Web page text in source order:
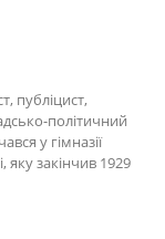
публіцист,
політичний
у гімназії
яку закінчив 1929